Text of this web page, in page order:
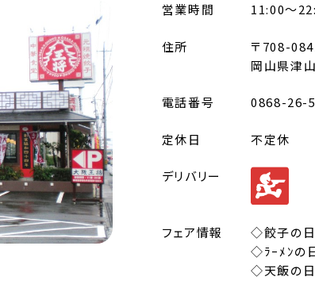
営業時間 11:00～
住所
〒708-
岡山県津
電話番号 0868-26-
定休日 不定休
デリバリー
フェア情報
◇餃子の日
◇ﾗｰﾒﾝの日
◇天飯の日